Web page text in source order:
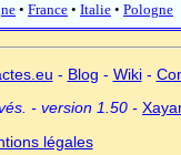
• France • Italie • Pologne
- Blog - Wiki-
- version 1.50 -
légales